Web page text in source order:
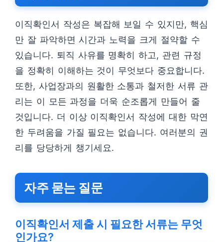
이직확인서 작성은 복잡해 보일 수 있지만, 핵심
만 잘 파악하면 시간과 노력을 크게 절약할 수
있습니다. 퇴직 사유를 명확히 하고, 관련 규정
을 정확히 이해하는 것이 무엇보다 중요합니다.
또한, 사업장과의 원활한 소통과 철저한 서류 관
리는 이 모든 과정을 더욱 순조롭게 만들어 줄
것입니다. 더 이상 이직확인서 작성에 대한 막연
한 두려움을 가질 필요는 없습니다. 여러분의 권
리를 당당하게 챙기세요.
자주 묻는 질문
이직확인서 제출 시 필요한 서류는 무엇
인가요?